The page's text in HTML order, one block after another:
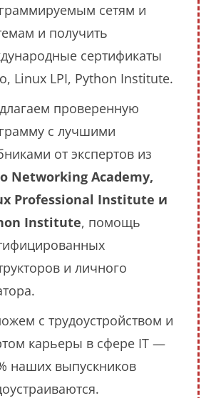
сетям и
и получить
сертификаты
Linux LPI, Python Institute.
проверенную
с лучшими
от экспертов из
Networking Academy,
Professional Institute и
Institute, помощь
и личного
с трудоустройством и
карьеры в сфере IT —
наших выпускников